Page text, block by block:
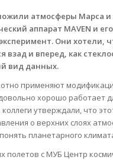
атмосферы Марса
аппарат MAVEN и
Они хотели,
и вперед, как
вид данных.
применяют
хорошо работает
коллеги утверждали, что
о верхних слоях
планетарного
полетов с МУБ Центр